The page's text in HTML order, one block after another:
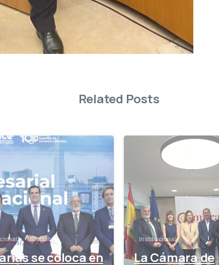
Related Posts
-
Noticias
se coloca en
Institucional
La Cámara de